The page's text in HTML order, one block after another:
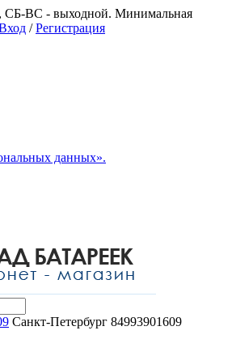
ВС - выходной. Минимальная
/Регистрация
данных».
Санкт-Петербург 84993901609